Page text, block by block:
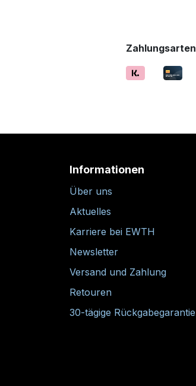
Zahlungsarten
Informationen
Über uns
Aktuelles
Karriere bei EWTH
Newsletter
Versand und Zahlung
Retouren
30-tägige Rückgabegarantie